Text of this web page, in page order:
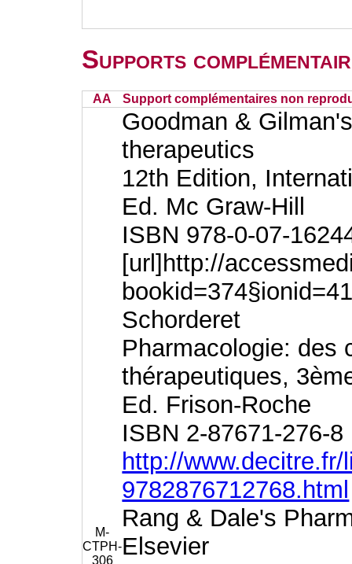
Supports
AA Support complémentaires non
M-
CTPH-
306
Goodman &
therapeutics
12th Edition,
Ed. Mc Graw-Hill
ISBN 978-0-07-
[url]http://
Schorderet
Pharmacologie: des
thérapeutiques,
Ed. Frison-Roche
ISBN 2-87671-276-8
http://
9782876712768.html
Rang & Dale's
Elsevier